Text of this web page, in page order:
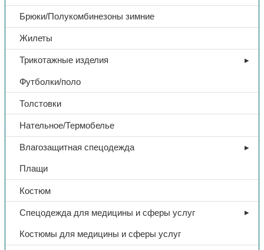
Брюки/Полукомбинезоны зимние
Жилеты
Трикотажные изделия
Футболки/поло
Толстовки
Нательное/Термобелье
Влагозащитная спецодежда
Плащи
Костюм
Спецодежда для медицины и сферы услуг
Костюмы для медицины и сферы услуг
СИЗ
Очки защитные «ЗН11
PANORAMA», закрытые,
прозрачный, арт. 21111
377,00₽